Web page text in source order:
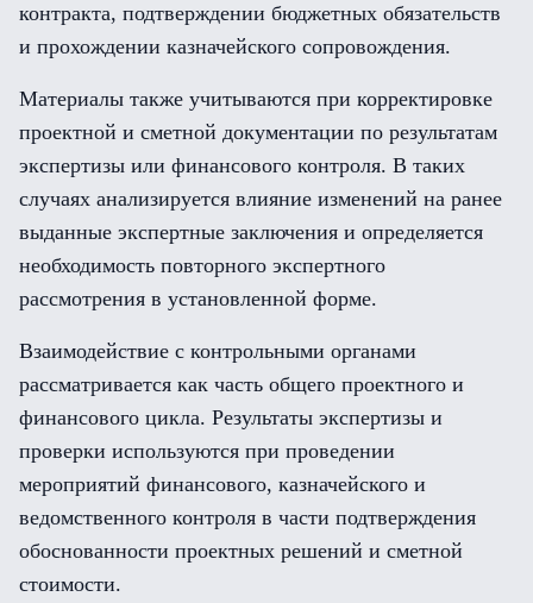
контракта, подтверждении бюджетных обязательств
и прохождении казначейского сопровождения.
Материалы также учитываются при корректировке
проектной и сметной документации по результатам
экспертизы или финансового контроля. В таких
случаях анализируется влияние изменений на ранее
выданные экспертные заключения и определяется
необходимость повторного экспертного
рассмотрения в установленной форме.
Взаимодействие с контрольными органами
рассматривается как часть общего проектного и
финансового цикла. Результаты экспертизы и
проверки используются при проведении
мероприятий финансового, казначейского и
ведомственного контроля в части подтверждения
обоснованности проектных решений и сметной
стоимости.